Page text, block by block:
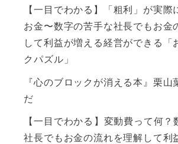
【一目でわかる】「粗利」が実際
お金〜数字の苦手な社長でもお金
して利益が増える経営ができる「
クパズル」
『心のブロックが消える本』栗山
だ
【一目でわかる】変動費って何？
社長でもお金の流れを理解して利